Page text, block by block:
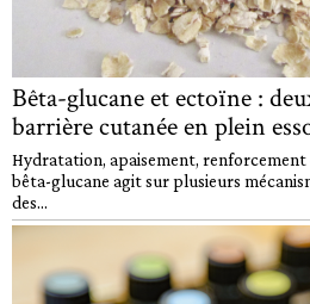
Bêta-glucane et ectoïne :
barrière cutanée en plein
Hydratation, apaisement, renforcement
bêta-glucane agit sur plusieurs
des...